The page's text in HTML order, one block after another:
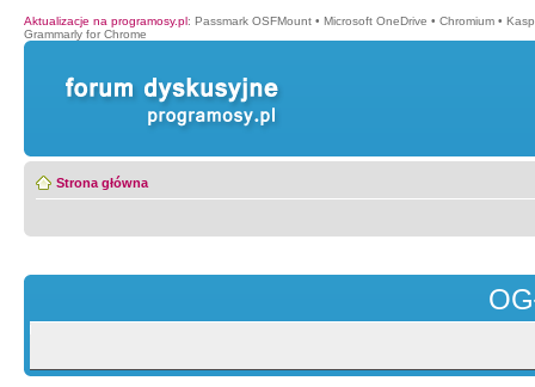
Aktualizacje na programosy.pl: Passmark OSFMount • Microsoft OneDrive • Chromium •
Grammarly for Chrome
Strona główna